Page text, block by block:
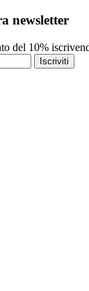
newsletter
del 10%
Iscriviti